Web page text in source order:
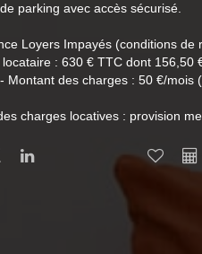
parking avec accès sécurisé.
Loyers Impayés (conditions de
: 630 € TTC dont 156,50
Montant des charges : 50 €/mois
charges locatives : provision